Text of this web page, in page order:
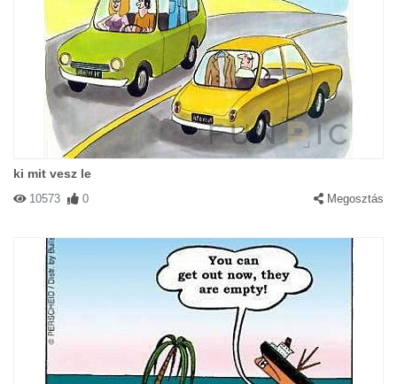
ki mit vesz le
10573 0 Megosztás